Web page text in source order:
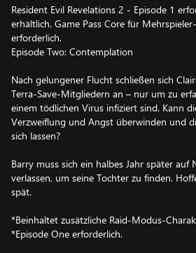
Resident Evil Revelations 2 - Episode 1
erhältlich. Game Pass Core für
erforderlich.
Episode Two: Contemplation
Nach gelungener Flucht schließen sich
Terra-Save-Mitgliedern an – nur um zu
einem tödlichen Virus infiziert sind. Kann
Verzweiflung und Angst überwinden und
sich lassen?
Barry muss sich ein halbes Jahr später auf
verlassen, um seine Tochter zu finden.
spät.
*Beinhaltet zusätzliche Raid-Modus-
*Episode One erforderlich.